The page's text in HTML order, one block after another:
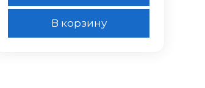
В корзину